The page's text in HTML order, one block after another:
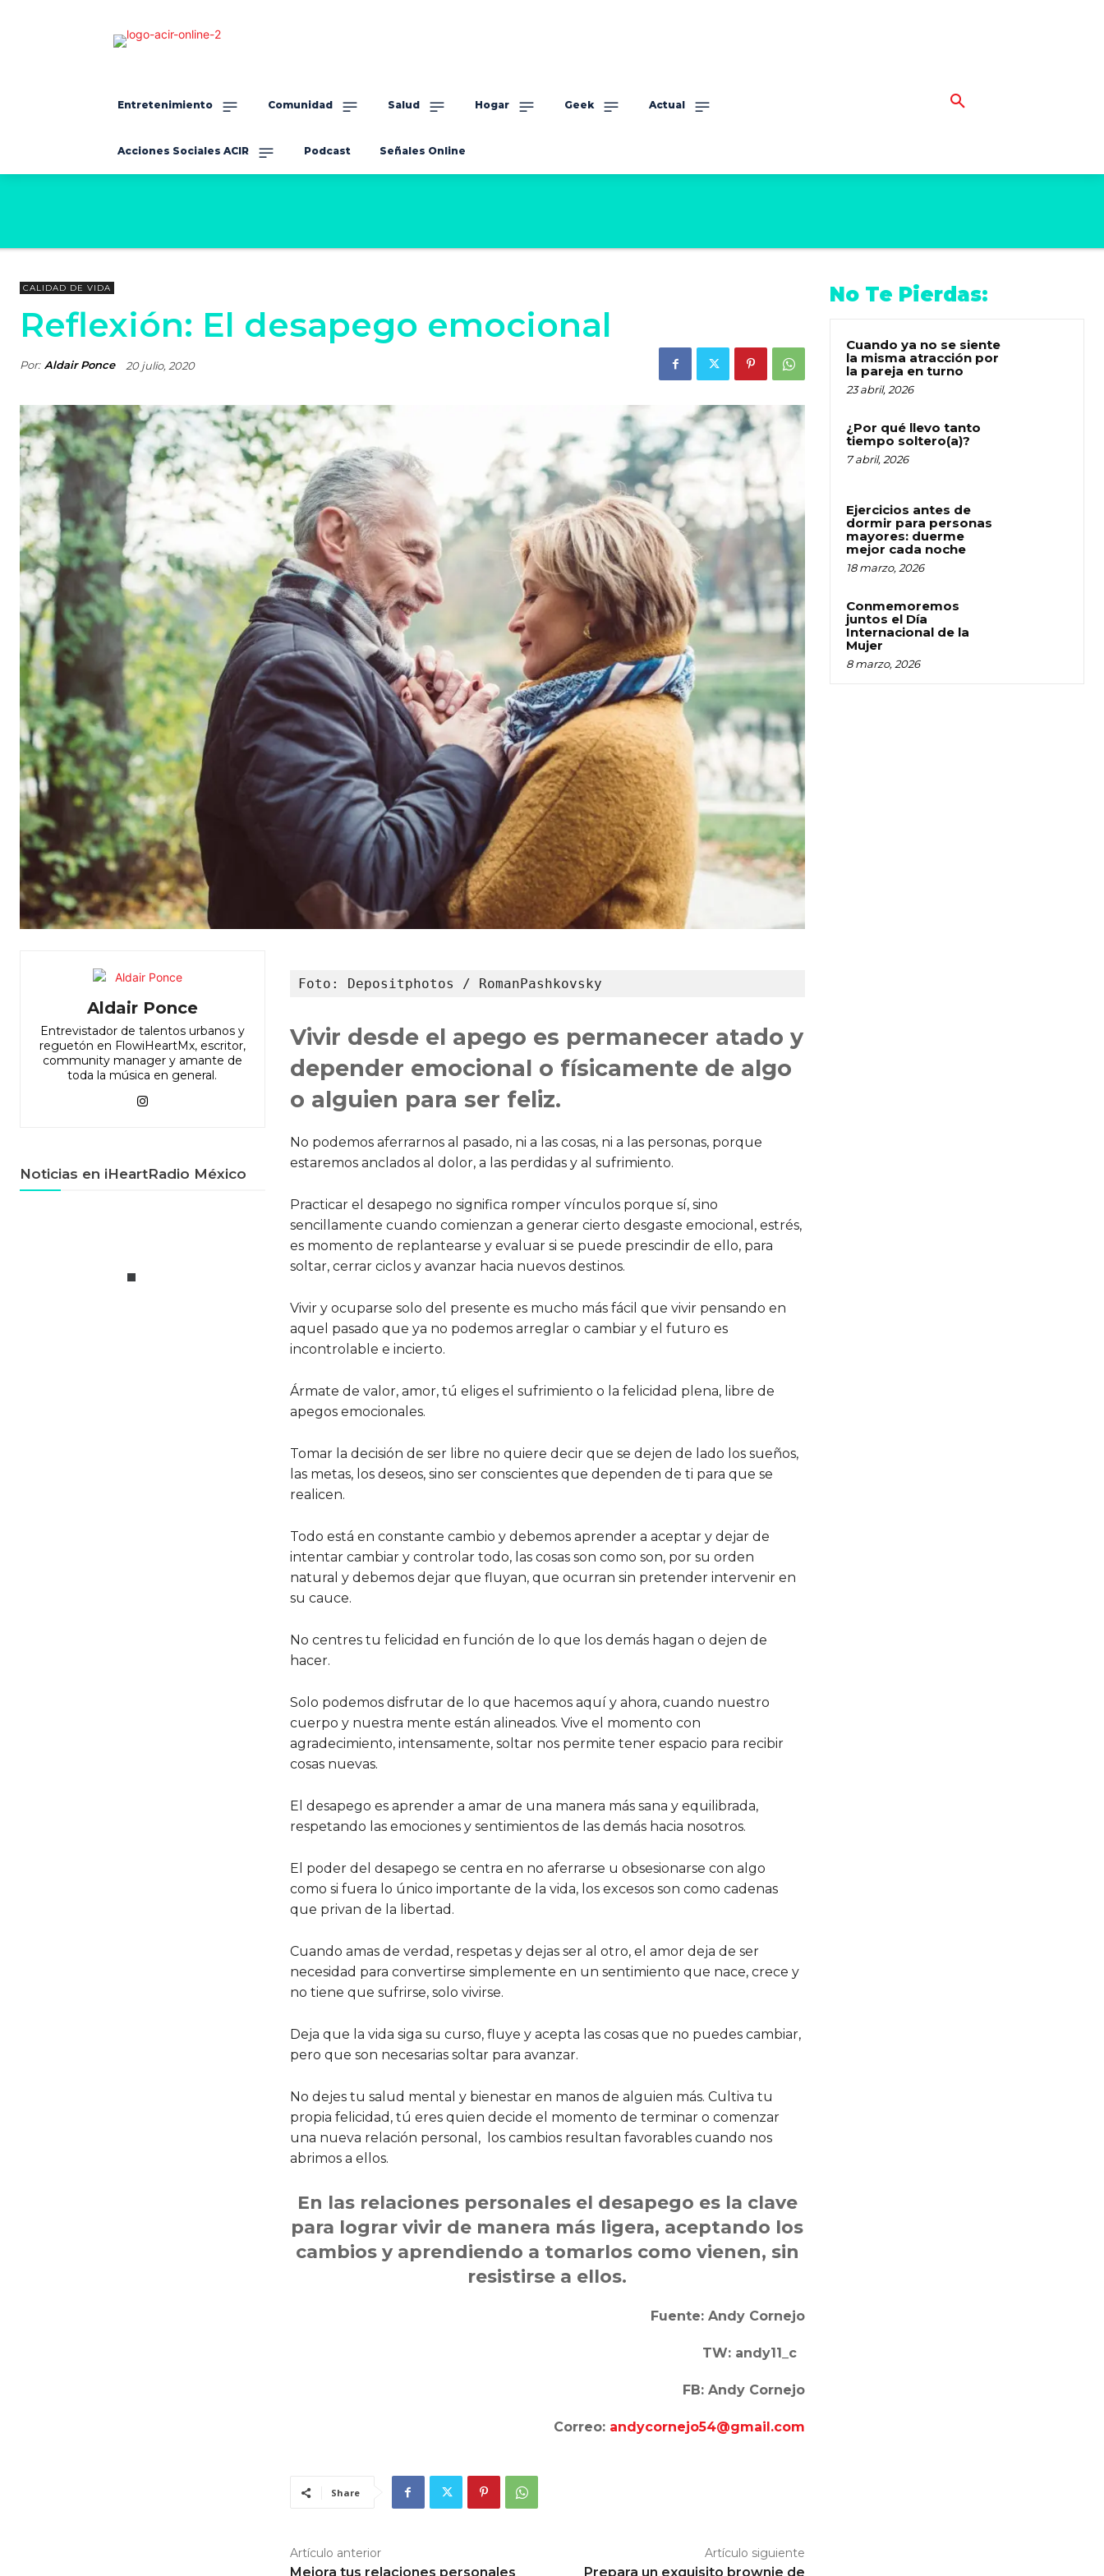
Entretenimiento Comunidad Salud Hogar Geek Actual
Acciones Sociales ACIR Podcast Señales Online
CALIDAD DE VIDA
Reflexión: El desapego emocional
Por: Aldair Ponce 20 julio, 2020
Aldair Ponce
Entrevistador de talentos urbanos y
reguetón en FlowiHeartMx, escritor,
community manager y amante de
toda la música en general.
Noticias en iHeartRadio México
Foto: Depositphotos / RomanPashkovsky
Vivir desde el apego es permanecer atado y
depender emocional o físicamente de algo
o alguien para ser feliz.
No podemos aferrarnos al pasado, ni a las cosas, ni a las personas, porque
estaremos anclados al dolor, a las perdidas y al sufrimiento.
Practicar el desapego no significa romper vínculos porque sí, sino
sencillamente cuando comienzan a generar cierto desgaste emocional, estrés,
es momento de replantearse y evaluar si se puede prescindir de ello, para
soltar, cerrar ciclos y avanzar hacia nuevos destinos.
Vivir y ocuparse solo del presente es mucho más fácil que vivir pensando en
aquel pasado que ya no podemos arreglar o cambiar y el futuro es
incontrolable e incierto.
Ármate de valor, amor, tú eliges el sufrimiento o la felicidad plena, libre de
apegos emocionales.
Tomar la decisión de ser libre no quiere decir que se dejen de lado los sueños,
las metas, los deseos, sino ser conscientes que dependen de ti para que se
realicen.
Todo está en constante cambio y debemos aprender a aceptar y dejar de
intentar cambiar y controlar todo, las cosas son como son, por su orden
natural y debemos dejar que fluyan, que ocurran sin pretender intervenir en
su cauce.
No centres tu felicidad en función de lo que los demás hagan o dejen de
hacer.
Solo podemos disfrutar de lo que hacemos aquí y ahora, cuando nuestro
cuerpo y nuestra mente están alineados. Vive el momento con
agradecimiento, intensamente, soltar nos permite tener espacio para recibir
cosas nuevas.
El desapego es aprender a amar de una manera más sana y equilibrada,
respetando las emociones y sentimientos de las demás hacia nosotros.
El poder del desapego se centra en no aferrarse u obsesionarse con algo
como si fuera lo único importante de la vida, los excesos son como cadenas
que privan de la libertad.
Cuando amas de verdad, respetas y dejas ser al otro, el amor deja de ser
necesidad para convertirse simplemente en un sentimiento que nace, crece y
no tiene que sufrirse, solo vivirse.
Deja que la vida siga su curso, fluye y acepta las cosas que no puedes cambiar,
pero que son necesarias soltar para avanzar.
No dejes tu salud mental y bienestar en manos de alguien más. Cultiva tu
propia felicidad, tú eres quien decide el momento de terminar o comenzar
una nueva relación personal, los cambios resultan favorables cuando nos
abrimos a ellos.
En las relaciones personales el desapego es la clave
para lograr vivir de manera más ligera, aceptando los
cambios y aprendiendo a tomarlos como vienen, sin
resistirse a ellos.
Fuente: Andy Cornejo
TW: andy11_c
FB: Andy Cornejo
Correo: andycornejo54@gmail.com
Share
Artículo anterior
Mejora tus relaciones personales
Artículo siguiente
Prepara un exquisito brownie de
No Te Pierdas:
Cuando ya no se siente
la misma atracción por
la pareja en turno
23 abril, 2026
¿Por qué llevo tanto
tiempo soltero(a)?
7 abril, 2026
Ejercicios antes de
dormir para personas
mayores: duerme
mejor cada noche
18 marzo, 2026
Conmemoremos
juntos el Día
Internacional de la
Mujer
8 marzo, 2026